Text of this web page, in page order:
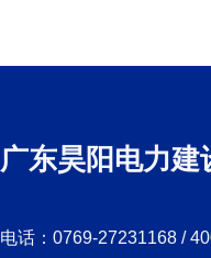
广东昊阳电力建
电话：0769-27231168 /